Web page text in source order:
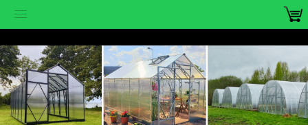
vub2s3u0e8ax988aplqy4qocwdw7b4